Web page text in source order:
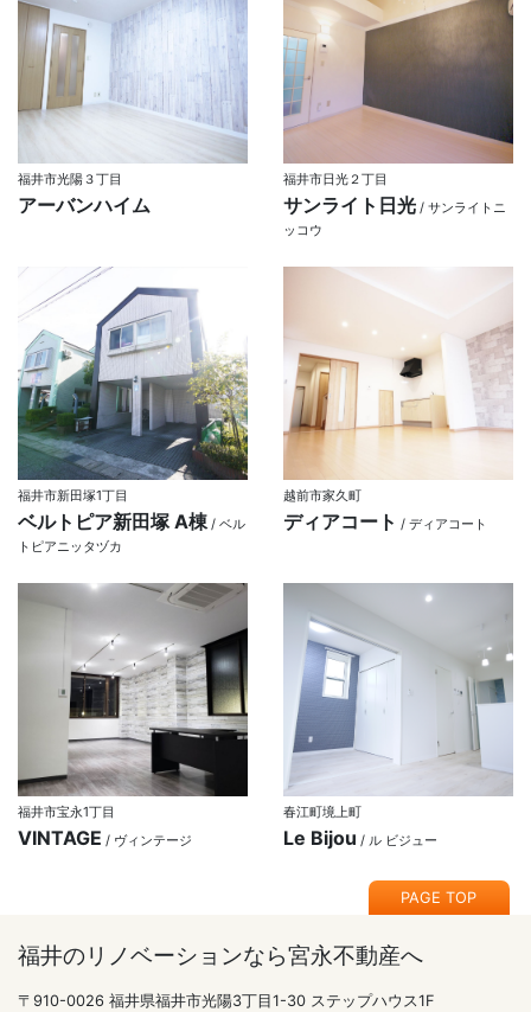
福井市光陽３丁目
アーバンハイム
福井市日光２丁目
サンライト日光 / サンライトニ
ッコウ
福井市新田塚1丁目
ベルトピア新田塚 A棟/ ベル
トピアニッタヅカ
越前市家久町
ディアコート / ディアコート
福井市宝永1丁目
VINTAGE / ヴィンテージ
春江町境上町
Le Bijou / ル ビジュー
PAGE TOP
福井のリノベーションなら宮永不動産へ
〒910-0026 福井県福井市光陽3丁目1-30 ステップハウス1F